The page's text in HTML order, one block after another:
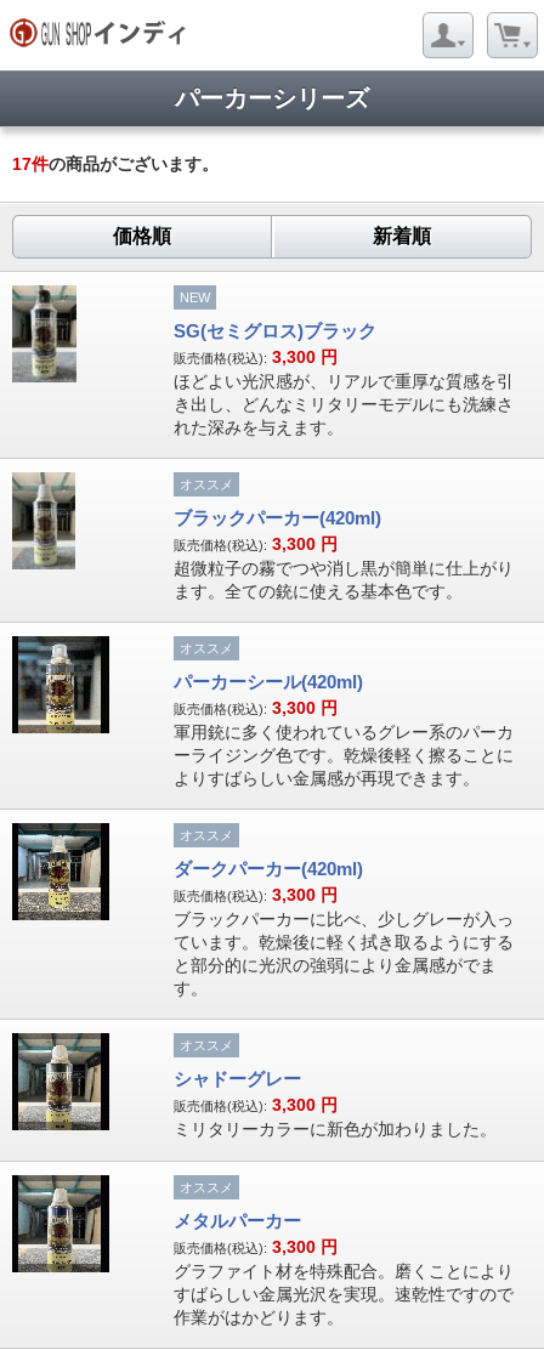
パーカーシリーズ
17件の商品がございます。
価格順 新着順
NEW
SG(セミグロス)ブラック
販売価格(税込): 3,300 円
ほどよい光沢感が、リアルで重厚な質感を引
き出し、どんなミリタリーモデルにも洗練さ
れた深みを与えます。
オススメ
ブラックパーカー(420ml)
販売価格(税込): 3,300 円
超微粒子の霧でつや消し黒が簡単に仕上がり
ます。全ての銃に使える基本色です。
オススメ
パーカーシール(420ml)
販売価格(税込): 3,300 円
軍用銃に多く使われているグレー系のパーカ
ーライジング色です。乾燥後軽く擦ることに
よりすばらしい金属感が再現できます。
オススメ
ダークパーカー(420ml)
販売価格(税込): 3,300 円
ブラックパーカーに比べ、少しグレーが入っ
ています。乾燥後に軽く拭き取るようにする
と部分的に光沢の強弱により金属感がでま
す。
オススメ
シャドーグレー
販売価格(税込): 3,300 円
ミリタリーカラーに新色が加わりました。
オススメ
メタルパーカー
販売価格(税込): 3,300 円
グラファイト材を特殊配合。磨くことにより
すばらしい金属光沢を実現。速乾性ですので
作業がはかどります。